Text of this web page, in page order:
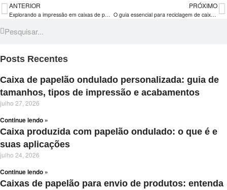
ANTERIOR PRÓXIMO
O guia essencial para reciclagem de caixa de papelão: passos rumo à redução do impacto ambiental
Posts Recentes
Caixa de papelão ondulado personalizada: guia de
tamanhos, tipos de impressão e acabamentos
julho 27, 2026
Continue lendo »
Caixa produzida com papelão ondulado: o que é e
suas aplicações
julho 24, 2026
Continue lendo »
Caixas de papelão para envio de produtos: entenda